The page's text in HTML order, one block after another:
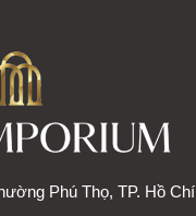
Phú Thọ, TP. Hồ